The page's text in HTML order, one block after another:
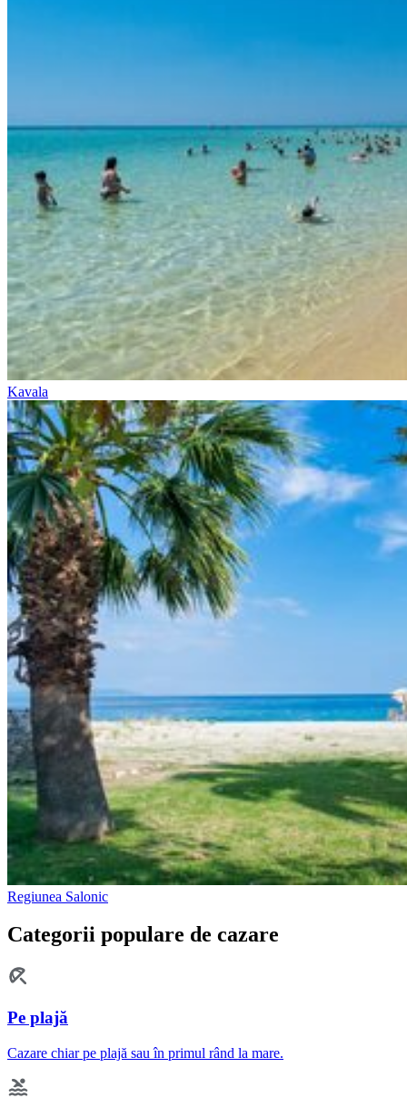
Kavala
Regiunea Salonic
Categorii populare de cazare
Pe plajă
Cazare chiar pe plajă sau în primul rând la mare.